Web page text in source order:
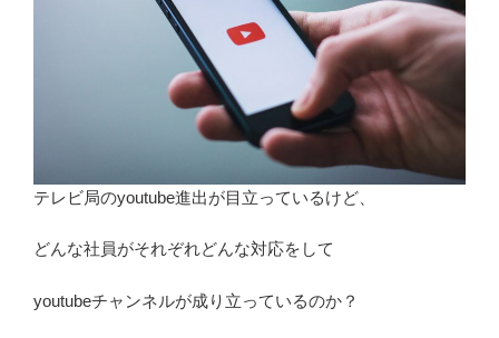
テレビ局のyoutube進出が目立っているけど、
どんな社員がそれぞれどんな対応をして
youtubeチャンネルが成り立っているのか？